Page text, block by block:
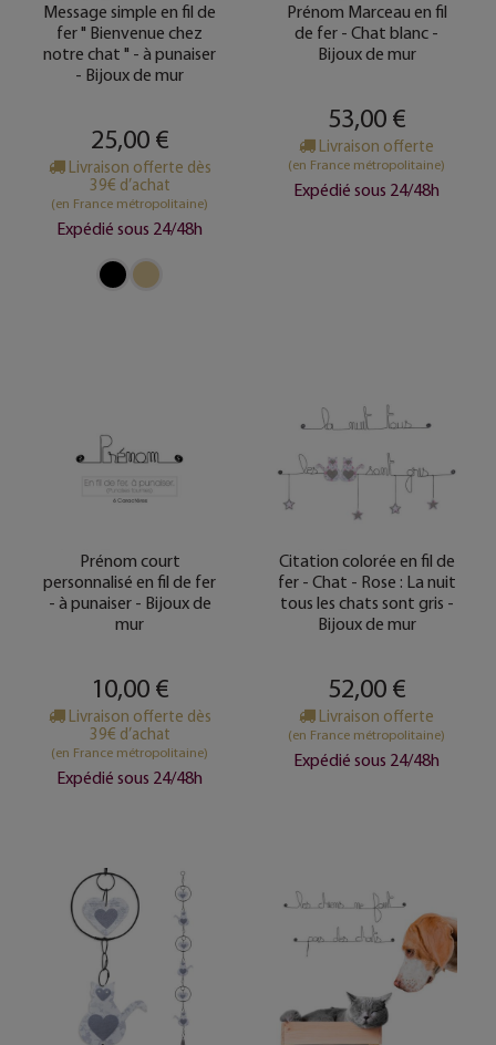
Message simple en fil de
fer " Bienvenue chez
notre chat " - à punaiser
- Bijoux de mur
25,00 €
Livraison offerte dès
39€ d’achat
(en France métropolitaine)
Expédié sous 24/48h
Prénom Marceau en fil
de fer - Chat blanc -
Bijoux de mur
53,00 €
Livraison offerte
(en France métropolitaine)
Expédié sous 24/48h
Prénom court
personnalisé en fil de fer
- à punaiser - Bijoux de
mur
10,00 €
Livraison offerte dès
39€ d’achat
(en France métropolitaine)
Expédié sous 24/48h
Citation colorée en fil de
fer - Chat - Rose : La nuit
tous les chats sont gris -
Bijoux de mur
52,00 €
Livraison offerte
(en France métropolitaine)
Expédié sous 24/48h